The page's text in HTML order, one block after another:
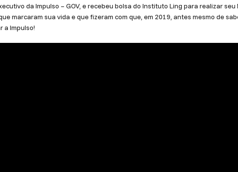
da Impulso – GOV, e recebeu bolsa do Instituto Ling para realizar seu
marcaram sua vida e que fizeram com que, em 2019, antes mesmo de
a Impulso!